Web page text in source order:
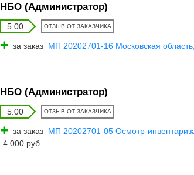
НБО (Администратор)
5.00 ОТЗЫВ ОТ ЗАКАЗЧИКА
за заказ МП 20202701-16 Московская область,
НБО (Администратор)
5.00 ОТЗЫВ ОТ ЗАКАЗЧИКА
за заказ МП 20202701-05 Осмотр-
4 000 руб.